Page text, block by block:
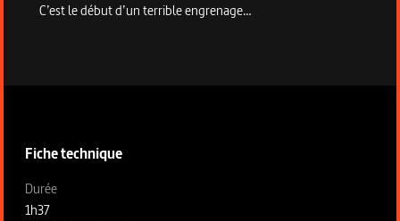
C’est le début d’un terrible engrenage…
Fiche technique
Fiche technique section gauche
Durée
1h37